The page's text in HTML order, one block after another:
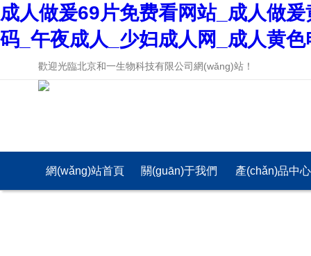
成人做爰69片免费看网站_成人做
码_午夜成人_少妇成人网_成人黄
歡迎光臨北京和一生物科技有限公司網(wǎng)站！
網(wǎng)站首頁 關(guān)于我們 產(chǎn)品中心